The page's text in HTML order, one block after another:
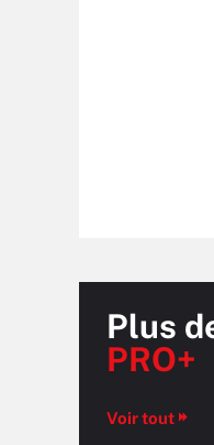
Plus
PRO+
Voir tout